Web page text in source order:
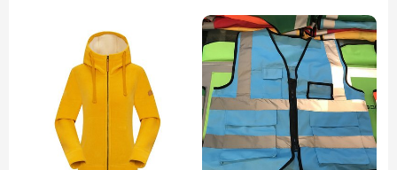
机械工程服厂家